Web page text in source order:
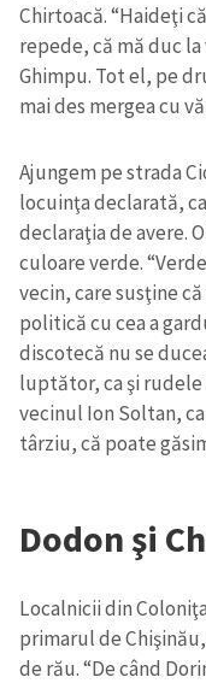
Chirtoacă. “Haideţi
repede, că mă duc
Ghimpu. Tot el, pe
mai des mergea cu
Ajungem pe strada
locuinţa declarată,
declaraţia de avere.
culoare verde.
vecin, care susţine
politică cu cea a
discotecă nu se
luptător, ca şi rudele
vecinul Ion Soltan,
târziu, că poate
Dodon şi
Localnicii din
primarul de
de rău. “De când